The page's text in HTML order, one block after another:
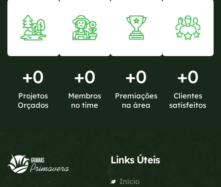
+0
Projetos
Orçados
+0
Membros
no time
+0
Premiações
na área
+0
Clientes
satisfeitos
Links Úteis
Início